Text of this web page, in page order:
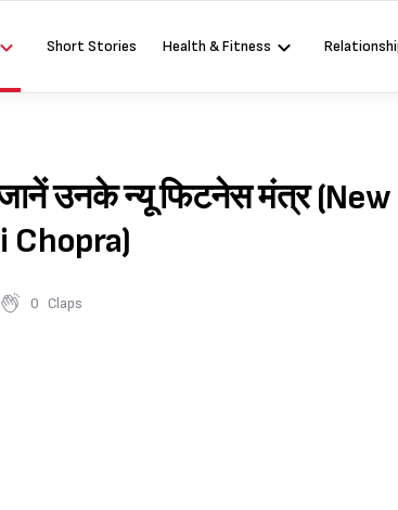
Short Stories Health & Fitness
जानें उनके न्यू फिटनेस मंत्र
Chopra)
0 Claps